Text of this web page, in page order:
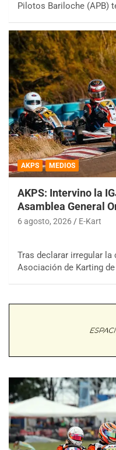
Pilotos Bariloche (APB)
AKPS MEDIOS
AKPS: Intervino la
Asamblea General
6 agosto, 2026 E-Kart
Tras declarar irregular
Asociación de Karting